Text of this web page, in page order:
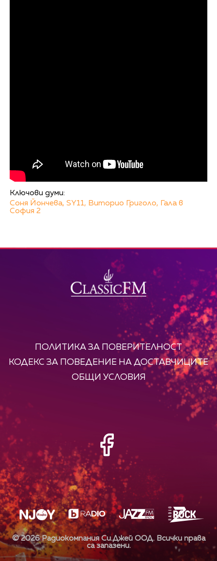
Ключови думи:
Соня Йончева, SY11, Виторио Григоло, Гала в
София 2
ПОЛИТИКА ЗА ПОВЕРИТЕЛНОСТ
КОДЕКС ЗА ПОВЕДЕНИЕ НА ДОСТАВЧИЦИТЕ
ОБЩИ УСЛОВИЯ
©2026Радиокомпания Си.Джей ООД. Всички права
са запазени.